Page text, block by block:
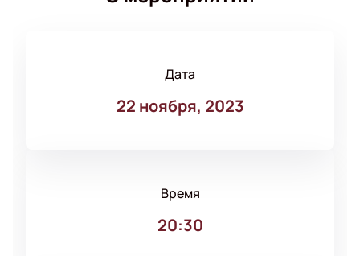
Дата
22 ноября, 2023
Время
20:30